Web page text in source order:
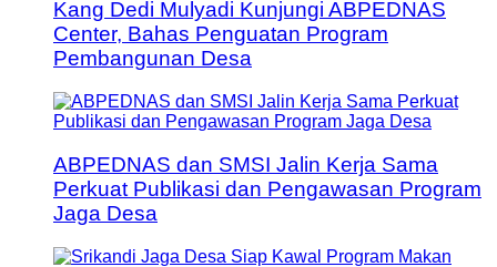
Kang Dedi Mulyadi Kunjungi ABPEDNAS
Center, Bahas Penguatan Program
Pembangunan Desa
ABPEDNAS dan SMSI Jalin Kerja Sama
Perkuat Publikasi dan Pengawasan Program
Jaga Desa